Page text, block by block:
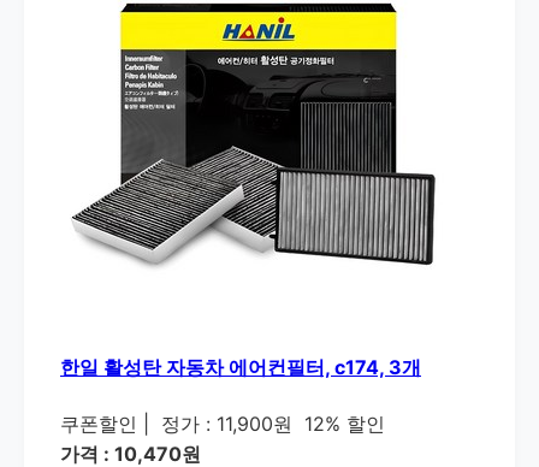
한일 활성탄 자동차 에어컨필터, c174, 3개
쿠폰할인 정가 : 11,900원
12% 할인
가격 : 10,470원